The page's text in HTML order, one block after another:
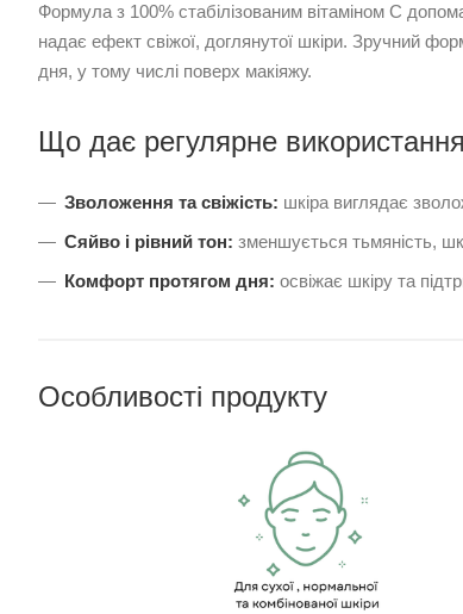
Формула з 100% стабілізованим вітаміном C
надає ефект свіжої, доглянутої шкіри. Зручний
дня, у тому числі поверх макіяжу.
Що дає регулярне
Зволоження та свіжість: шкіра виглядає
Сяйво і рівний тон: зменшується тьмяність,
Комфорт протягом дня: освіжає шкіру та
Особливості продукту